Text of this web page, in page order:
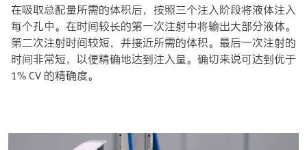
在吸取总配量所需的体积后，按照三个注入阶段将液体注入
每个孔中。在时间较长的第一次注射中将输出大部分液体。
第二次注射时间较短，并接近所需的体积。最后一次注射的
时间非常短，以便精确地达到注入量。确切来说可达到优于
1% CV 的精确度。